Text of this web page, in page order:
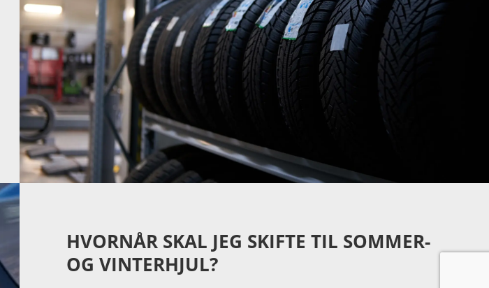
HVORNÅR SKAL JEG SKIFTE TIL SOMMER-
OG VINTERHJUL?